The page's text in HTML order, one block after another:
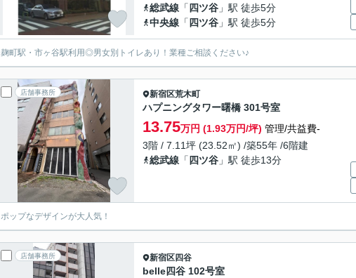
総武線 「 四ツ谷 」駅 徒歩5分
中央線 「 四ツ谷 」駅 徒歩5分
麹町駅・市ヶ谷駅利用◎男女別トイレあり！業種ご相談ください♪
店舗事務所 新宿区荒木町
ハプニングタワー曙橋 301号室
13.75万円 (1.93万円/坪) 管理/共益費-
3階 / 7.11坪 (23.52㎡) /築55年 /6階建
総武線 「 四ツ谷 」駅 徒歩13分
ポップなデザインが大人気！
店舗事務所 新宿区四谷
belle四谷 102号室